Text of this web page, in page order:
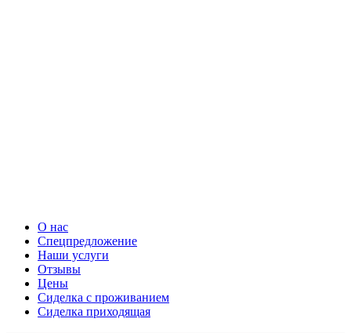
О нас
Спецпредложение
Наши услуги
Отзывы
Цены
Сиделка с проживанием
Сиделка приходящая